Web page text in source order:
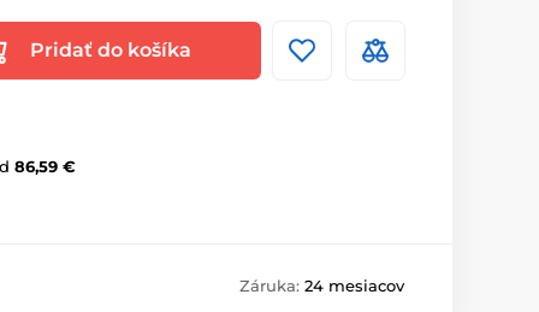
Pridať do košíka
86,59 €
Záruka: 24 mesiacov